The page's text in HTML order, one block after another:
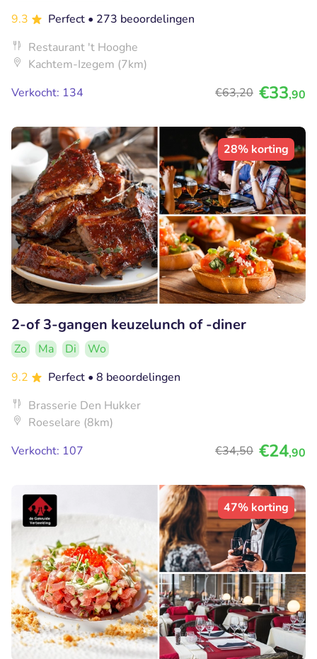
9.3
Perfect • 273 beoordelingen
Restaurant 't Hooghe
Kachtem-Izegem (7km)
Verkocht: 134
€63,20 €33,90
28% korting
2-of 3-gangen keuzelunch of -diner
Zo Ma Di
Wo
9.2
Perfect • 8 beoordelingen
Brasserie Den Hukker
Roeselare (8km)
Verkocht: 107
€34,50 €24,90
47% korting